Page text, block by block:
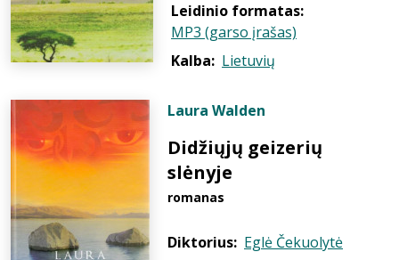
Leidinio formatas:
MP3 (garso įrašas)
Kalba: Lietuvių
Laura Walden
Didžiųjų geizerių
slėnyje
romanas
Diktorius: Eglė Čekuolytė